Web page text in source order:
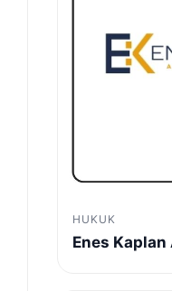
HUKUK
Enes Kaplan